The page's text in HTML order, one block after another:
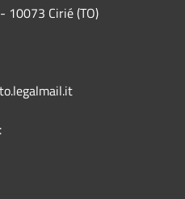
10073 Cirié (TO)